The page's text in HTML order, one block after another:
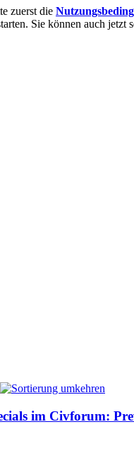
zuerst die
Sie können auch
im Civforum: